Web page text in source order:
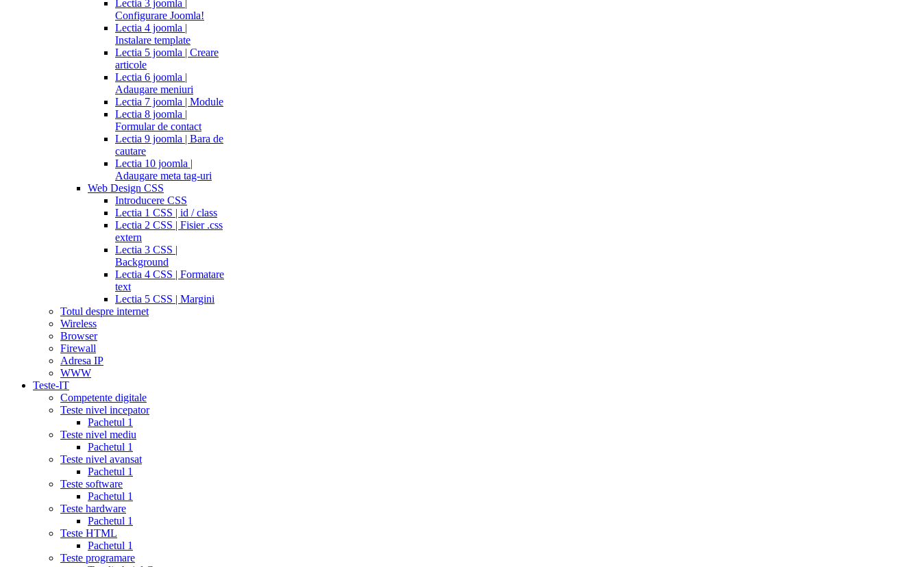
Lectia 3 joomla |
Configurare Joomla!
Lectia 4 joomla |
Instalare template
Lectia 5 joomla | Creare
articole
Lectia 6 joomla |
Adaugare meniuri
Lectia 7 joomla | Module
Lectia 8 joomla |
Formular de contact
Lectia 9 joomla | Bara de
cautare
Lectia 10 joomla |
Adaugare meta tag-uri
Web Design CSS
Introducere CSS
Lectia 1 CSS | id / class
Lectia 2 CSS | Fisier .css
extern
Lectia 3 CSS |
Background
Lectia 4 CSS | Formatare
text
Lectia 5 CSS | Margini
Totul despre internet
Wireless
Browser
Firewall
Adresa IP
WWW
Teste-IT
Competente digitale
Teste nivel incepator
Pachetul 1
Teste nivel mediu
Pachetul 1
Teste nivel avansat
Pachetul 1
Teste software
Pachetul 1
Teste hardware
Pachetul 1
Teste HTML
Pachetul 1
Teste programare